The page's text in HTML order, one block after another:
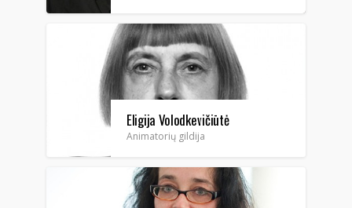
Eligija Volodkevičiūtė
Animatorių gildija